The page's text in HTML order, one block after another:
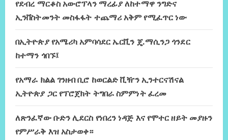
የደብረ ማርቆስ አውሮፕላን ማረፊያ ለከተማዋ ንግድና
ኢንቨስትመንት መስፋፋት ተጨማሪ አቅም የሚፈጥር ነው
በኢትዮጵያ የአሜሪካ አምባሳደር ኤርቪን ጄ.ማሲንጋ ጎንደር
ከተማን ጎበኙ፤
የአማራ ክልል ገንዘብ ቢሮ ከወርልድ ቪዥን ኢንተርናሽናል
ኢትዮጵያ ጋር የፕሮጀክት ትግበራ ስምምነት ፈረመ
ለጽንፈኛው ቡድን ሊደርስ የነበረን ነዳጅ እና የሞተር ዘይት መያዙን
የምሥራቅ እዝ አስታወቀ።